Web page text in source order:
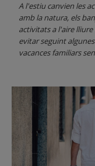
A l'estiu canvien les
amb la natura, els
activitats a l'aire
evitar seguint
vacances familiars